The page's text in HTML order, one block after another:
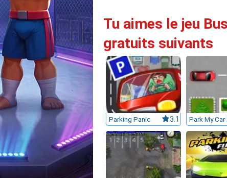
Tu aimes le jeu
gratuits suivants
Parking Panic 3.1 Park My Car